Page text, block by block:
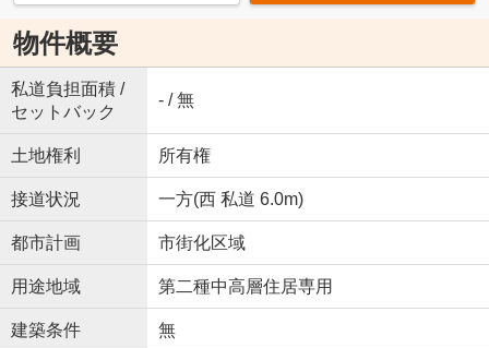
物件概要
私道負担面積 /
セットバック
- / 無
土地権利 所有権
接道状況 一方(西 私道 6.0m)
都市計画 市街化区域
用途地域 第二種中高層住居専用
建築条件 無